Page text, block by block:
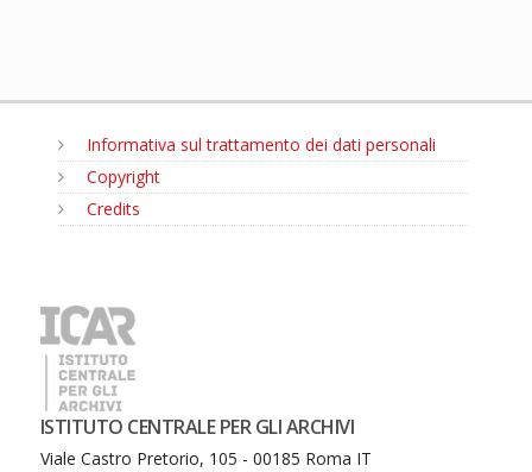
Informativa sul trattamento dei dati personali
Copyright
Credits
ISTITUTO CENTRALE PER GLI ARCHIVI
Viale Castro Pretorio, 105 - 00185 Roma IT